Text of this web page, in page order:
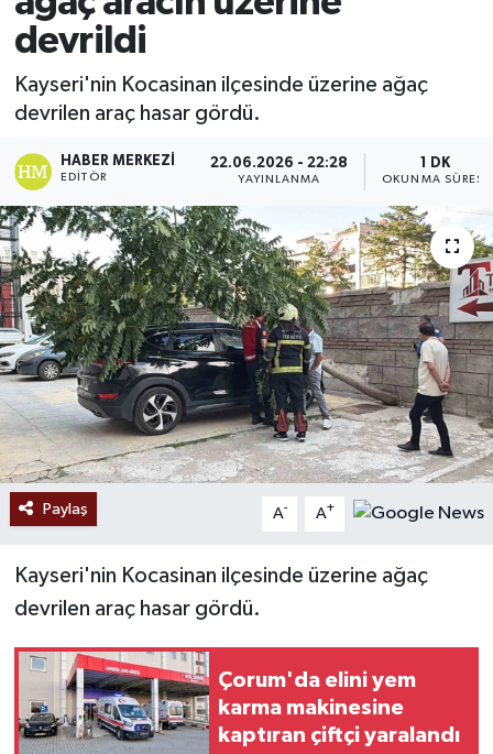
devrildi
Kayseri'nin Kocasinan ilçesinde üzerine ağaç
devrilen araç hasar gördü.
HABER MERKEZI
EDITÖR
22.06.2026 - 22:28
YAYINLANMA
1 DK
OKUNMA SÜRESI
Paylaş A- A+
Kayseri'nin Kocasinan ilçesinde üzerine ağaç
devrilen araç hasar gördü.
Çorum'da elini yem
karma makinesine
kaptıran çiftçi yaralandı
Ekonomi
Sağlık
Tokat Haber